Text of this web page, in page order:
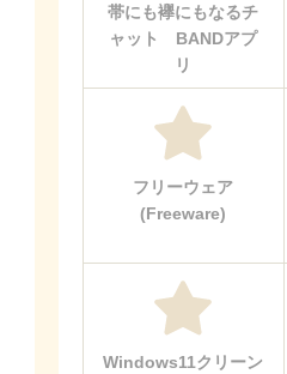
帯にも襷にもなるチ
ャット BANDアプ
リ
フリーウェア
(Freeware)
Windows11クリーン